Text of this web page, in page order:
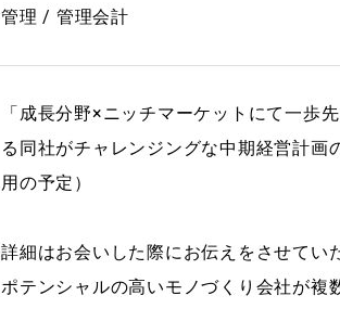
管理 / 管理会計
「成長分野×ニッチマーケットにて一歩
る同社がチャレンジングな中期経営計
用の予定）
詳細はお会いした際にお伝えをさせてい
ポテンシャルの高いモノづくり会社が複